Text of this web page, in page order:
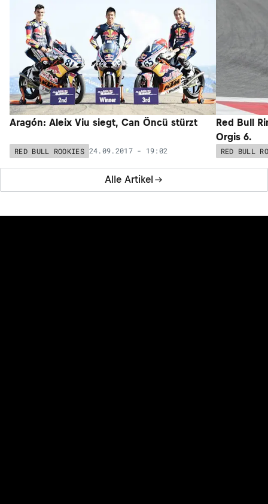
Alle Artikel
Aragón: Aleix Viu siegt, Can Öncü stürzt
RED BULL ROOKIES 24.09.2017 - 19:02
Red Bull
Orgis 6.
RED BULL